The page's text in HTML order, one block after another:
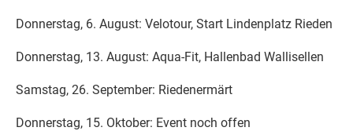
Donnerstag, 6. August: Velotour, Start Lindenplatz Rieden
Donnerstag, 13. August: Aqua-Fit, Hallenbad Wallisellen
Samstag, 26. September: Riedenermärt
Donnerstag, 15. Oktober: Event noch offen